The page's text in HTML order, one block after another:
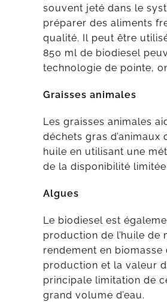
souvent jeté dans le
préparer des aliments
qualité. Il peut être
850 ml de biodiesel
technologie de pointe,
Graisses animales
Les graisses animales
déchets gras
huile en utilisant une
de la disponibilité
Algues
Le biodiesel est
production de l’huile
rendement en
production et la valeur
principale limitation de
grand volume d’eau.